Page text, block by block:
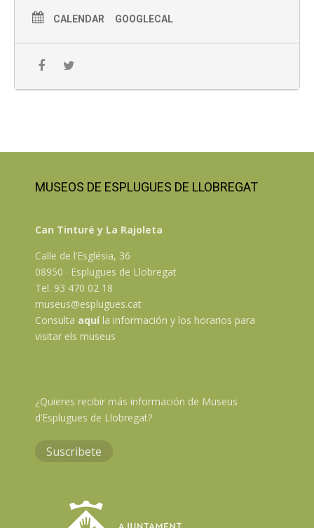
CALENDAR GOOGLECAL
MUSEOS DE ESPLUGUES DE LLOBREGAT
Can Tinturé y La Rajoleta
Calle de l’Església, 36
08950 · Esplugues de Llobregat
Tel. 93 470 02 18
museus@esplugues.cat
Consulta aquíla información y los horarios para
visitar els museus
¿Quieres recibir más información de Museus
d’Esplugues de Llobregat?
Suscribete